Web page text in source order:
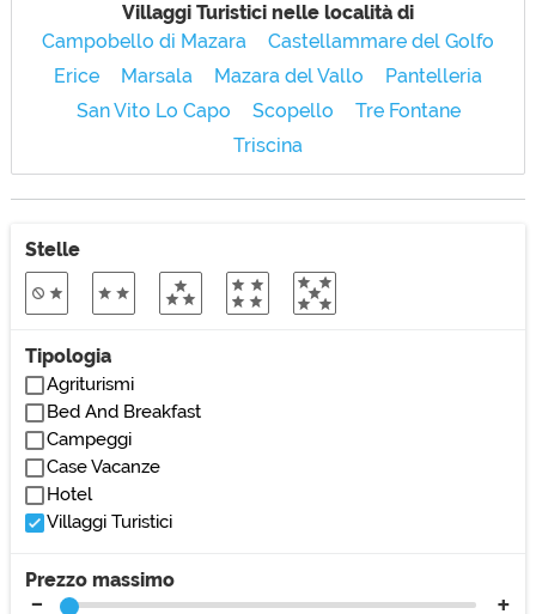
Villaggi Turistici nelle località di
Campobello di Mazara
Castellammare del Golfo
Erice
Marsala Mazara del Vallo
Pantelleria
San Vito Lo Capo
Scopello
Tre Fontane
Triscina
Stelle
Tipologia
Agriturismi
Bed And Breakfast
Campeggi
Case Vacanze
Hotel
Villaggi Turistici
Prezzo massimo